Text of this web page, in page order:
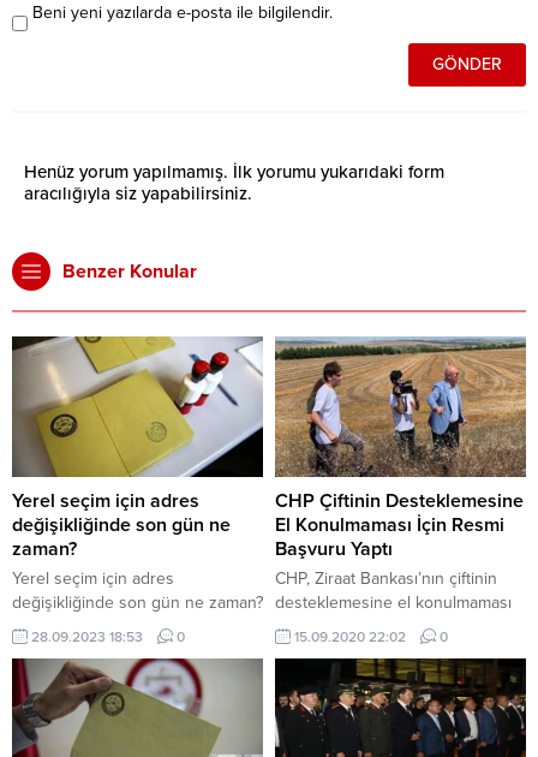
Beni yeni yazılarda e-posta ile bilgilendir.
Henüz yorum yapılmamış. İlk yorumu yukarıdaki form
aracılığıyla siz yapabilirsiniz.
Benzer Konular
Yerel seçim için adres
değişikliğinde son gün ne
zaman?
Yerel seçim için adres
değişikliğinde son gün ne zaman?
28.09.2023 18:53 0
CHP Çiftinin Desteklemesine
El Konulmaması İçin Resmi
Başvuru Yaptı
CHP, Ziraat Bankası’nın çiftinin
desteklemesine el konulmaması
için resmi başvuru yaptı
15.09.2020 22:02 0